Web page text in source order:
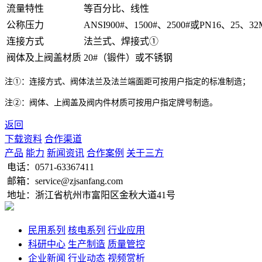
流量特性
等百分比、线性
公称压力
ANSI900#、1500#、2500#或PN16、25、
连接方式
法兰式、焊接式①
阀体及上阀盖材质 20#（锻件）或不锈钢
注①：连接方式、阀体法兰及法兰端面距可按用户指定的标准制造；
注②：阀体、上阀盖及阀内件材质可按用户指定牌号制造。
返回
下载资料 合作渠道
产品 能力 新闻资讯 合作案例 关于三方
电话： 0571-63367411
邮箱：service@zjsanfang.com
地址：浙江省杭州市富阳区金秋大道41号
民用系列 核电系列 行业应用
科研中心 生产制造 质量管控
企业新闻 行业动态 视频赏析